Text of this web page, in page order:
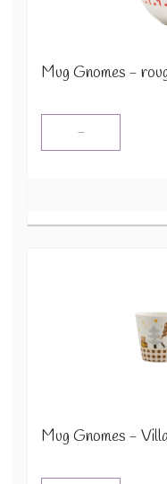
Mug Gnomes -
-
Mug Gnomes -